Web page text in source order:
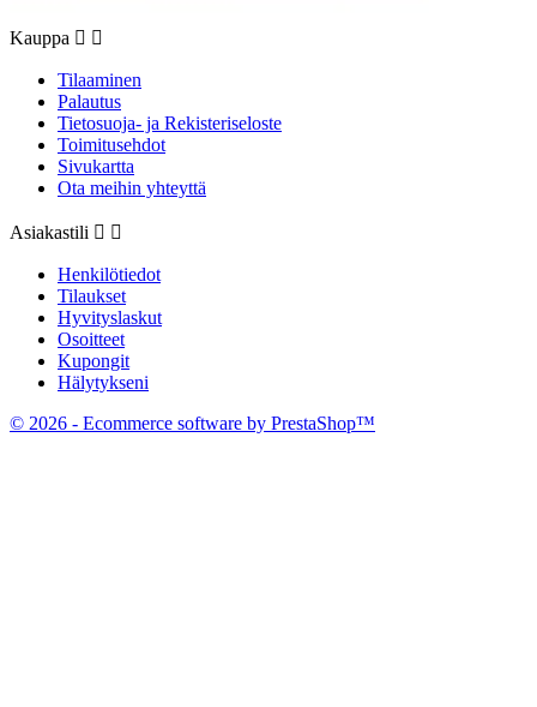
Kauppa  
Tilaaminen
Palautus
Tietosuoja- ja Rekisteriseloste
Toimitusehdot
Sivukartta
Ota meihin yhteyttä
Asiakastili  
Henkilötiedot
Tilaukset
Hyvityslaskut
Osoitteet
Kupongit
Hälytykseni
© 2026 - Ecommerce software by PrestaShop™